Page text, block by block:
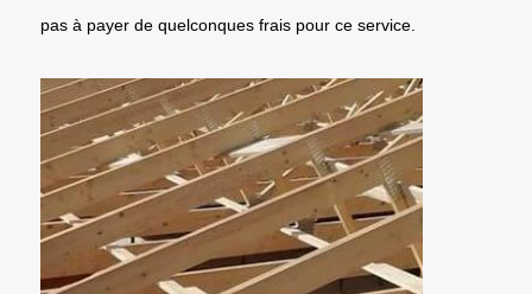
pas à payer de quelconques frais pour ce service.